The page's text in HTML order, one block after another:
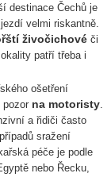
destinace Čechů je
velmi riskantně.
živočichové či
patří třeba i
ošetření
pozor na motoristy.
a řidiči často
sražení
péče je podle
nebo Řecku,